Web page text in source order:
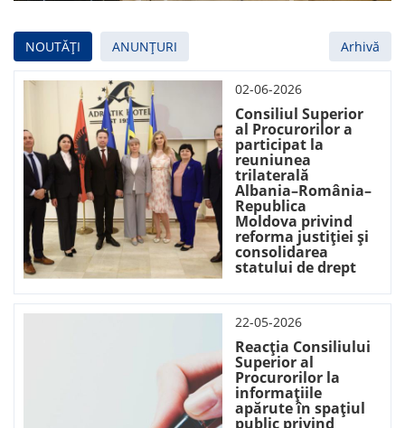
NOUTĂȚI ANUNȚURI Arhivă
02-06-2026
Consiliul Superior
al Procurorilor a
participat la
reuniunea
trilaterală
Albania–România–
Republica
Moldova privind
reforma justiției și
consolidarea
statului de drept
22-05-2026
Reacția Consiliului
Superior al
Procurorilor la
informațiile
apărute în spațiul
public privind